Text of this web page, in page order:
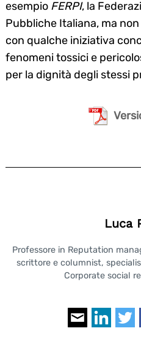
esempio FERPI, la
Pubbliche Italiana, ma
con qualche iniziativa
fenomeni tossici e
per la dignità degli stessi
Luca
Professore in Reputation
scrittore e columnist,
Corporate social